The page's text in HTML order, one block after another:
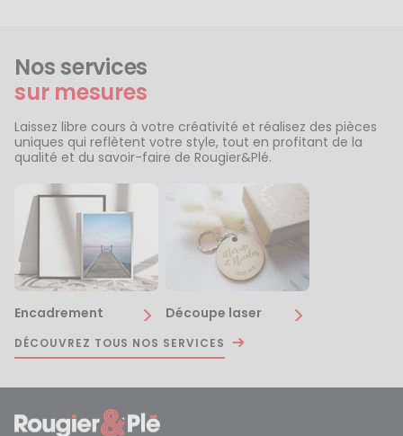
Nos services
sur mesures
Laissez libre cours à votre créativité et réalisez des pièces
uniques qui reflètent votre style, tout en profitant de la
qualité et du savoir-faire de Rougier&Plé.
Encadrement Découpe laser
DÉCOUVREZ TOUS NOS SERVICES